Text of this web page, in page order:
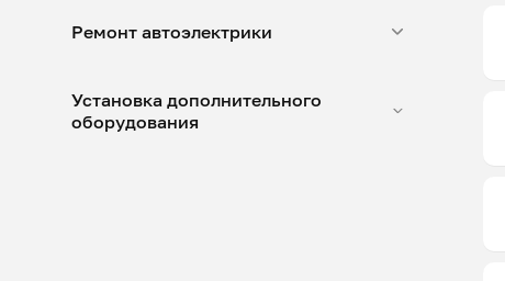
Ремонт автоэлектрики
Установка дополнительного
оборудования